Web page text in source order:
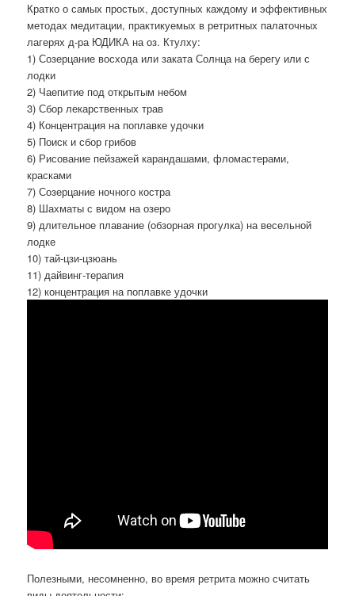
Кратко о самых простых, доступных каждому и эффективных
методах медитации, практикуемых в ретритных палаточных
лагерях д-ра ЮДИКА на оз. Ктулху:
1) Созерцание восхода или заката Солнца на берегу или с
лодки
2) Чаепитие под открытым небом
3) Сбор лекарственных трав
4) Концентрация на поплавке удочки
5) Поиск и сбор грибов
6) Рисование пейзажей карандашами, фломастерами,
красками
7) Созерцание ночного костра
8) Шахматы с видом на озеро
9) длительное плавание (обзорная прогулка) на весельной
лодке
10) тай-цзи-цзюань
11) дайвинг-терапия
12) концентрация на поплавке удочки
Полезными, несомненно, во время ретрита можно считать